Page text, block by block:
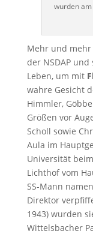
wurden
Mehr und
der NSDAP
Leben, um mit
wahre Gesicht
Himmler,
Größen vor
Scholl sowie
Aula im
Universität
Lichthof vom
SS-Mann
Direktor
1943) wurden
Wittelsbacher